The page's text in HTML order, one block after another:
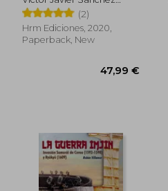
Tarradellas
(2)
Hrm Ediciones, 2020,
Paperback, New